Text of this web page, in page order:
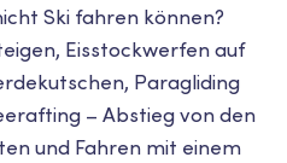
Ski fahren können?
Eisstockwerfen auf
Paragliding
– Abstieg von den
und Fahren mit einem